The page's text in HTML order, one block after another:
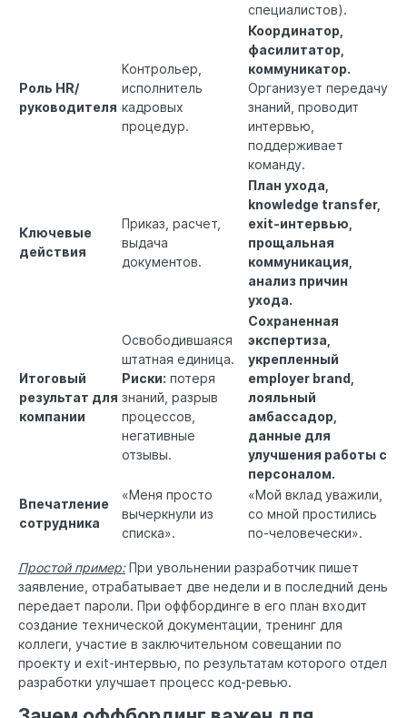
специалистов).
Роль HR/
руководителя
Контрольер,
исполнитель
кадровых
процедур.
Координатор,
фасилитатор,
коммуникатор.
Организует передачу
знаний, проводит
интервью,
поддерживает
команду.
Ключевые
действия
Приказ, расчет,
выдача
документов.
План ухода,
knowledge transfer,
exit-интервью,
прощальная
коммуникация,
анализ причин
ухода.
Итоговый
результат для
компании
Освободившаяся
штатная единица.
Риски: потеря
знаний, разрыв
процессов,
негативные
отзывы.
Сохраненная
экспертиза,
укрепленный
employer brand,
лояльный
амбассадор,
данные для
улучшения работы с
персоналом.
Впечатление
сотрудника
«Меня просто
вычеркнули из
списка».
«Мой вклад уважили,
со мной простились
по-человечески».
Простой пример:При увольнении разработчик пишет
заявление, отрабатывает две недели и в последний день
передает пароли. При оффбординге в его план входит
создание технической документации, тренинг для
коллеги, участие в заключительном совещании по
проекту и exit-интервью, по результатам которого отдел
разработки улучшает процесс код-ревью.